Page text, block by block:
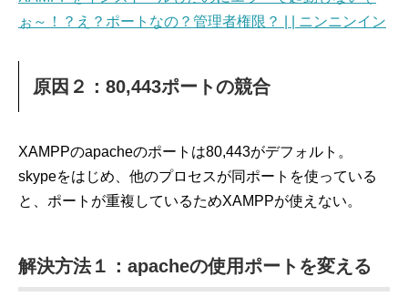
ぉ～！？え？ポートなの？管理者権限？ | | ニンニンイン
原因２：80,443ポートの競合
XAMPPのapacheのポートは80,443がデフォルト。
skypeをはじめ、他のプロセスが同ポートを使っている
と、ポートが重複しているためXAMPPが使えない。
解決方法１：apacheの使用ポートを変える